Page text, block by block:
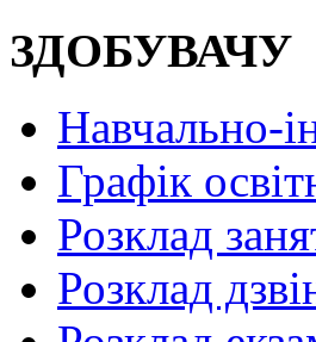
ЗДОБУВАЧУ
Навчально-
Графік
Розклад
Розклад